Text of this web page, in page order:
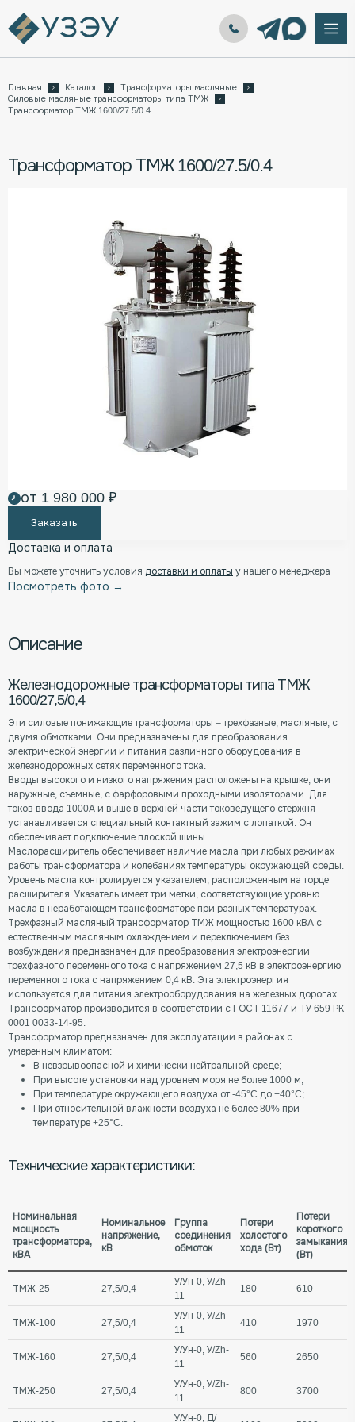
Главная Каталог
Трансформаторы масляные
Силовые масляные трансформаторы типа ТМЖ
Трансформатор ТМЖ 1600/27.5/0.4
Трансформатор ТМЖ 1600/27.5/0.4
от 1 980 000 ₽
Заказать
Доставка и оплата
Вы можете уточнить условия доставки и оплаты у нашего менеджера
Посмотреть фото →
Описание
Железнодорожные трансформаторы типа ТМЖ
1600/27,5/0,4
Эти силовые понижающие трансформаторы – трехфазные, масляные, с
двумя обмотками. Они предназначены для преобразования
электрической энергии и питания различного оборудования в
железнодорожных сетях переменного тока.
Вводы высокого и низкого напряжения расположены на крышке, они
наружные, съемные, с фарфоровыми проходными изоляторами. Для
токов ввода 1000А и выше в верхней части токоведущего стержня
устанавливается специальный контактный зажим с лопаткой. Он
обеспечивает подключение плоской шины.
Маслорасширитель обеспечивает наличие масла при любых режимах
работы трансформатора и колебаниях температуры окружающей среды.
Уровень масла контролируется указателем, расположенным на торце
расширителя. Указатель имеет три метки, соответствующие уровню
масла в неработающем трансформаторе при разных температурах.
Трехфазный масляный трансформатор ТМЖ мощностью 1600 кВА с
естественным масляным охлаждением и переключением без
возбуждения предназначен для преобразования электроэнергии
трехфазного переменного тока с напряжением 27,5 кВ в электроэнергию
переменного тока с напряжением 0,4 кВ. Эта электроэнергия
используется для питания электрооборудования на железных дорогах.
Трансформатор производится в соответствии с ГОСТ 11677 и ТУ 659 РК
0001 0033-14-95.
Трансформатор предназначен для эксплуатации в районах с
умеренным климатом:
В невзрывоопасной и химически нейтральной среде;
При высоте установки над уровнем моря не более 1000 м;
При температуре окружающего воздуха от -45°C до +40°C;
При относительной влажности воздуха не более 80% при
температуре +25°C.
Технические характеристики:
Номинальная
мощность
трансформатора,
кВА
Номинальное
напряжение,
кВ
Группа
соединения
обмоток
Потери
холостого
хода (Вт)
Потери
короткого
замыкания
(Вт)
ТМЖ-25 27,5/0,4
У/Ун-0, У/Zh-
11
180 610
ТМЖ-100 27,5/0,4
У/Ун-0, У/Zh-
11
410 1970
ТМЖ-160 27,5/0,4
У/Ун-0, У/Zh-
11
560 2650
ТМЖ-250 27,5/0,4
У/Ун-0, У/Zh-
11
800 3700
У/Ун-0, Д/